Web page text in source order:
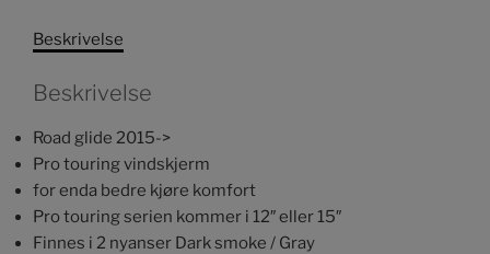
Beskrivelse
Beskrivelse
Road glide 2015->
Pro touring vindskjerm
for enda bedre kjøre komfort
Pro touring serien kommer i 12″ eller 15″
Finnes i 2 nyanser Dark smoke / Gray